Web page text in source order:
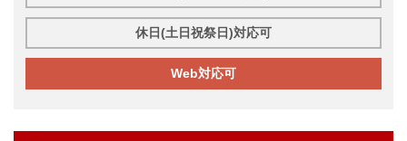
休日(土日祝祭日)対応可
Web対応可